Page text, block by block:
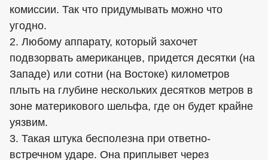
комиссии. Так что придумывать можно что
угодно.
2. Любому аппарату, который захочет
подвзорвать американцев, придется десятки (на
Западе) или сотни (на Востоке) километров
плыть на глубине нескольких десятков метров в
зоне материкового шельфа, где он будет крайне
уязвим.
3. Такая штука бесполезна при ответно-
встречном ударе. Она приплывет через